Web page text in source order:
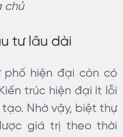
chủ
tư lâu dài
hiện đại còn có
trúc hiện đại ít lỗi
Nhờ vậy, biệt thự
giá trị theo thời